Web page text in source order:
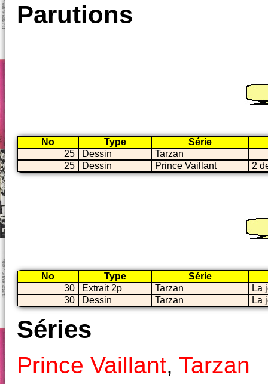
Parutions
No Type
Série
25
Dessin
Tarzan
25
Dessin Prince Vaillant 2
No Type
Série
30
Extrait 2p Tarzan
La
30
Dessin Tarzan La
Séries
Prince Vaillant, Tarzan